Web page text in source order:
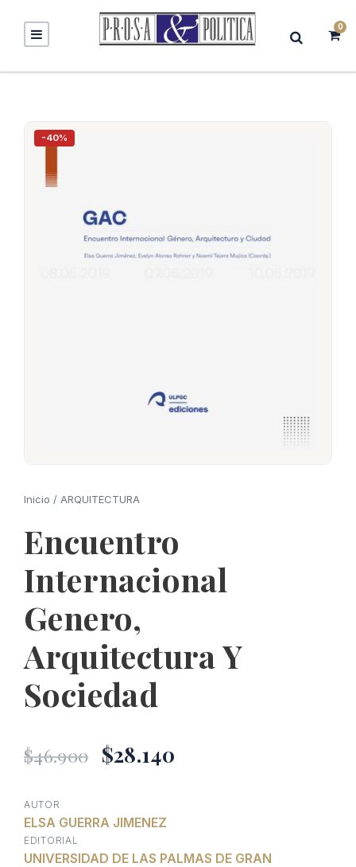
0
-40%
Inicio / ARQUITECTURA
Encuentro
Internacional
Genero,
Arquitectura Y
Sociedad
$46.900 El
original
$28.140
AUTOR
ELSA GUERRA JIMENEZ
EDITORIAL
UNIVERSIDAD DE LAS PALMAS DE GRAN